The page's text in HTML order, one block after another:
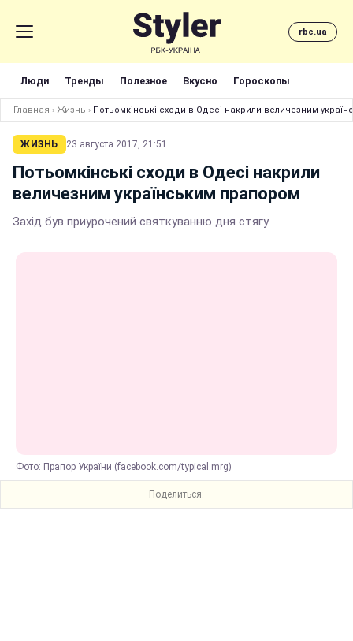
rbc.ua
Люди Тренды Полезное Вкусно Гороскопы
Главная › Жизнь › Потьомкінські сходи в Одесі накрили величезним
ЖИЗНЬ 23 августа 2017, 21:51
Потьомкінські сходи в Одесі накрили
величезним українським прапором
Захід був приурочений святкуванню дня стягу
Фото: Прапор України (facebook.com/typical.mrg)
Поделиться: